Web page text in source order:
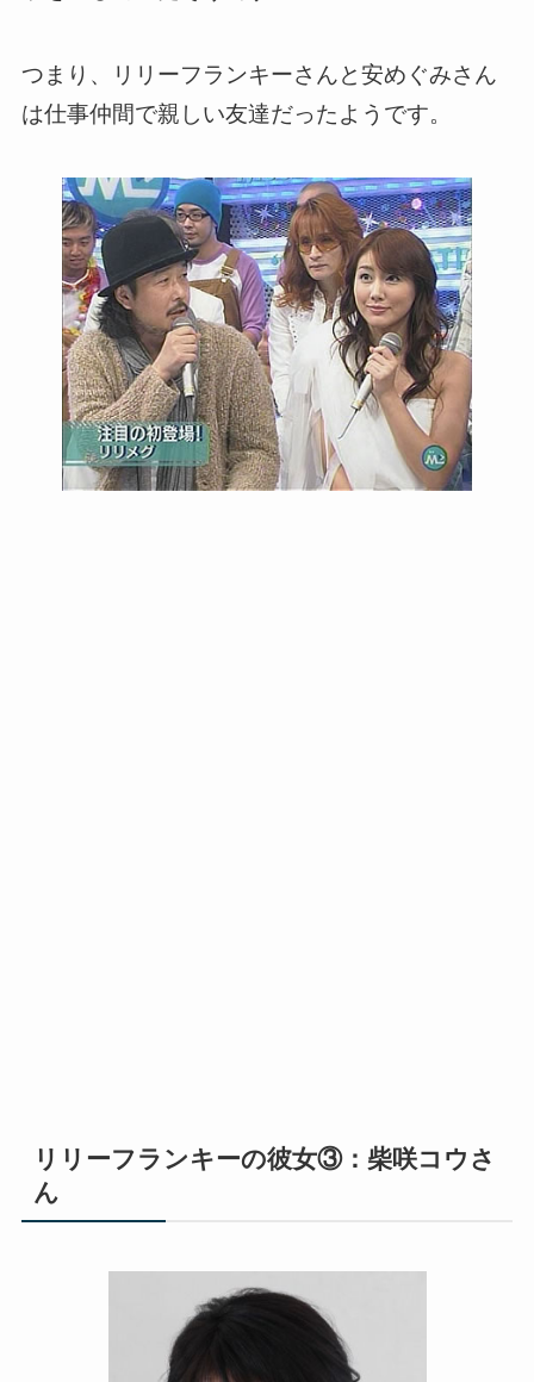
つまり、リリーフランキーさんと安めぐみさん
は仕事仲間で親しい友達だったようです。
リリーフランキーの彼女③：柴咲コウさ
ん